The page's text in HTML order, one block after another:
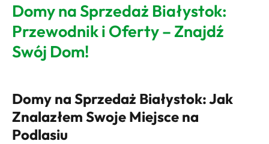
Domy na Sprzedaż Białystok:
Przewodnik i Oferty – Znajdź
Swój Dom!
Domy na Sprzedaż Białystok: Jak
Znalazłem Swoje Miejsce na
Podlasiu